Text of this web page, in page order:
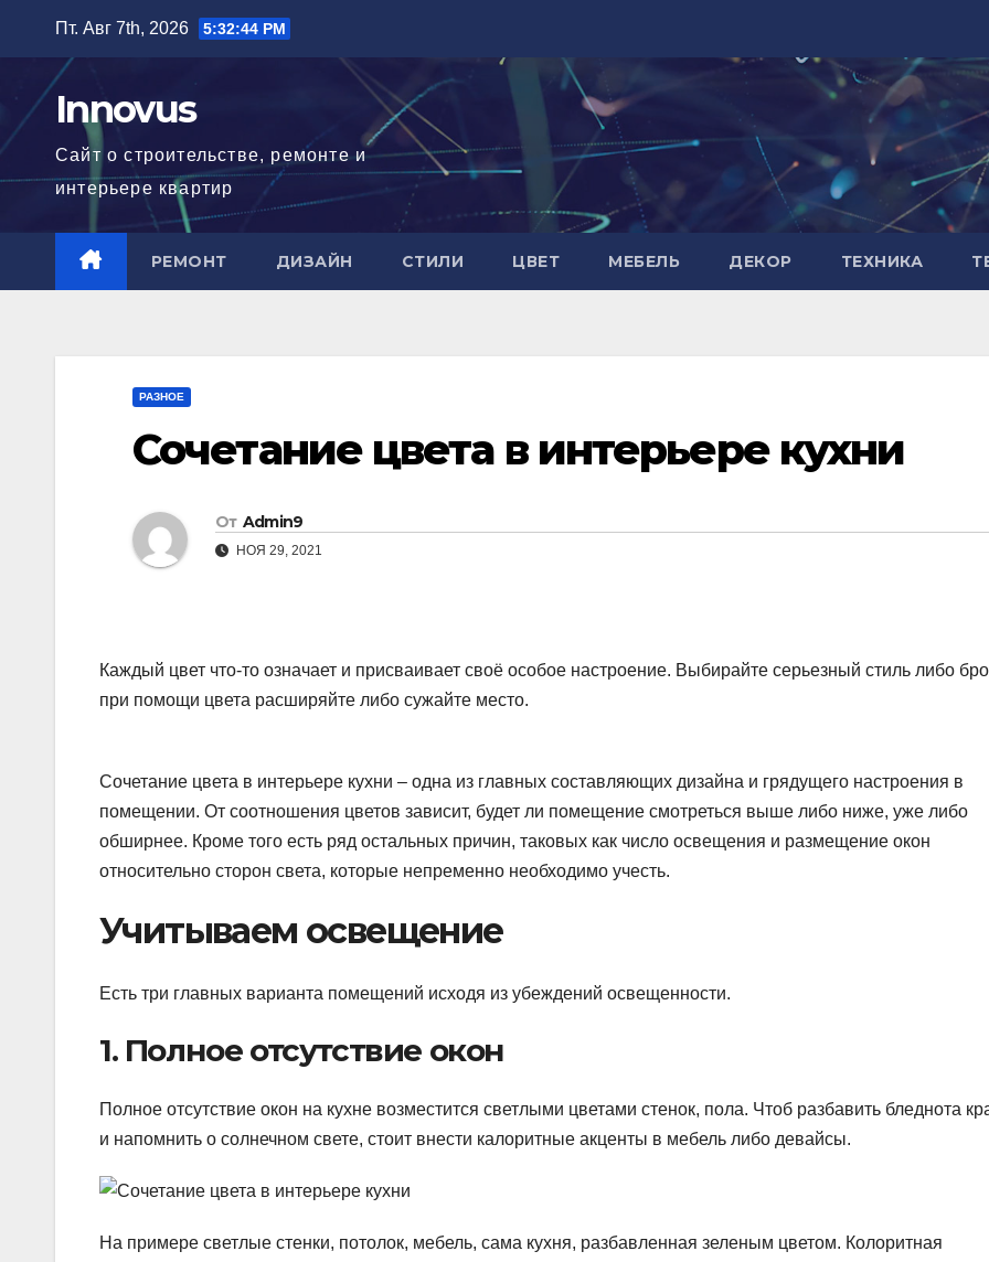
содержимому
Пт. Авг 7th, 2026 5:32:45 PM
Innovus
Сайт о строительстве, ремонте и
интерьере квартир
РЕМОНТ ДИЗАЙН СТИЛИ ЦВЕТ МЕБЕЛЬ ДЕКОР ТЕХНИКА
РАЗНОЕ
Сочетание цвета в интерьере кухни
От Admin9
НОЯ 29, 2021
Каждый цвет что-то означает и присваивает своё особое настроение. Выбирайте серьезный стиль либо
при помощи цвета расширяйте либо сужайте место.
Сочетание цвета в интерьере кухни – одна из главных составляющих дизайна и грядущего настроения в
помещении. От соотношения цветов зависит, будет ли помещение смотреться выше либо ниже, уже либо
обширнее. Кроме того есть ряд остальных причин, таковых как число освещения и размещение окон
относительно сторон света, которые непременно необходимо учесть.
Учитываем освещение
Есть три главных варианта помещений исходя из убеждений освещенности.
1. Полное отсутствие окон
Полное отсутствие окон на кухне возместится светлыми цветами стенок, пола. Чтоб разбавить бледнота
и напомнить о солнечном свете, стоит внести калоритные акценты в мебель либо девайсы.
На примере светлые стенки, потолок, мебель, сама кухня, разбавленная зеленым цветом. Колоритная